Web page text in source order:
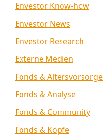
Envestor Know-how
Envestor News
Envestor Research
Externe Medien
Fonds & Altersvorsorge
Fonds & Analyse
Fonds & Community
Fonds & Köpfe